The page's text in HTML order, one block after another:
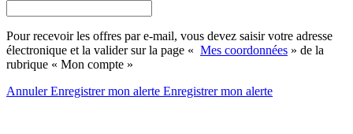
Pour recevoir les offres par e-mail, vous devez saisir votre adresse
électronique et la valider sur la page « Mes coordonnées » de la
rubrique « Mon compte »
AnnulerEnregistrer mon alerte Enregistrermon alerte